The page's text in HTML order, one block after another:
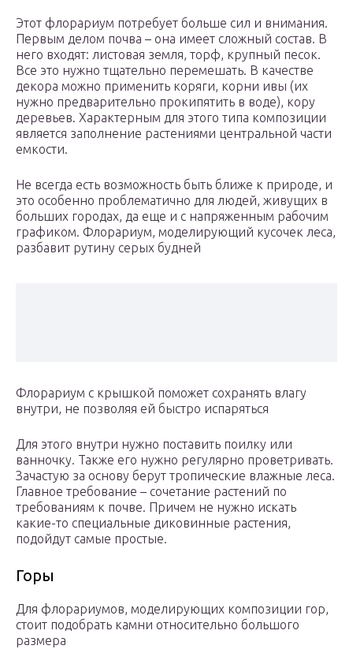
Этот флорариум потребует больше сил и внимания.
Первым делом почва – она имеет сложный состав. В
него входят: листовая земля, торф, крупный песок.
Все это нужно тщательно перемешать. В качестве
декора можно применить коряги, корни ивы (их
нужно предварительно прокипятить в воде), кору
деревьев. Характерным для этого типа композиции
является заполнение растениями центральной части
емкости.
Не всегда есть возможность быть ближе к природе, и
это особенно проблематично для людей, живущих в
больших городах, да еще и с напряженным рабочим
графиком. Флорариум, моделирующий кусочек леса,
разбавит рутину серых будней
Флорариум с крышкой поможет сохранять влагу
внутри, не позволяя ей быстро испаряться
Для этого внутри нужно поставить поилку или
ванночку. Также его нужно регулярно проветривать.
Зачастую за основу берут тропические влажные леса.
Главное требование – сочетание растений по
требованиям к почве. Причем не нужно искать
какие-то специальные диковинные растения,
подойдут самые простые.
Горы
Для флорариумов, моделирующих композиции гор,
стоит подобрать камни относительно большого
размера